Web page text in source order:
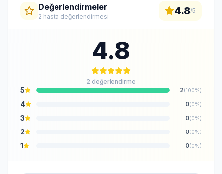
Değerlendirmeler
2 hasta değerlendirmesi 4.8/5
4.8
2 değerlendirme
5 2(100%)
4 0(0%)
3 0(0%)
2 0(0%)
1 0(0%)